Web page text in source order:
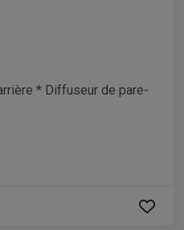
* Diffuseur de pare-